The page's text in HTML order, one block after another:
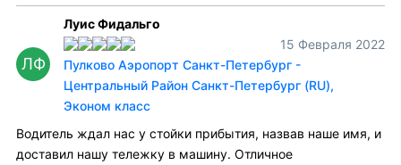
ЛФ
Луис Фидальго
15 Февраля 2022
Пулково Аэропорт Санкт-Петербург -
Центральный Район Санкт-Петербург (RU),
Эконом класс
Водитель ждал нас у стойки прибытия, назвав наше имя, и
доставил нашу тележку в машину. Отличное